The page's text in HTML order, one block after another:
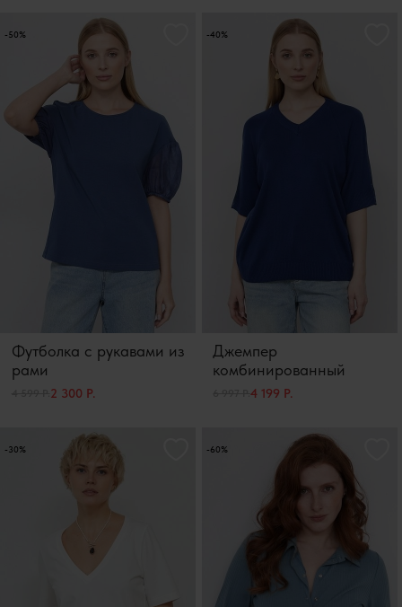
-50%
Футболка с рукавами из
рами
2 300 Р.
-40%
Джемпер
комбинированный
6 997 Р.4 199 Р.
-30% -60%